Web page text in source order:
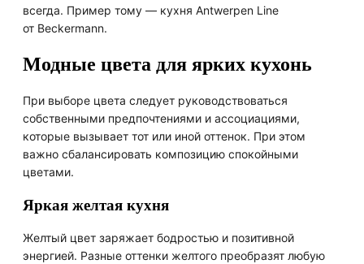
всегда. Пример тому — кухня Antwerpen Line
от Beckermann.
Модные цвета для ярких кухонь
При выборе цвета следует руководствоваться
собственными предпочтениями и ассоциациями,
которые вызывает тот или иной оттенок. При этом
важно сбалансировать композицию спокойными
цветами.
Яркая желтая кухня
Желтый цвет заряжает бодростью и позитивной
энергией. Разные оттенки желтого преобразят любую